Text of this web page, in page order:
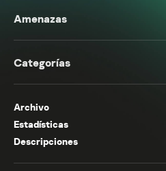
Amenazas
Categorías
Archivo
Estadísticas
Descripciones